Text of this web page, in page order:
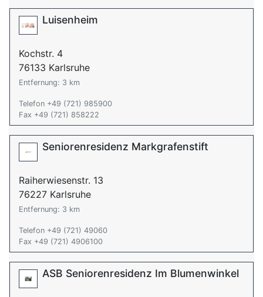
Luisenheim
Kochstr. 4
76133 Karlsruhe
Entfernung: 3 km
Telefon +49 (721) 985900
Fax +49 (721) 858222
Seniorenresidenz Markgrafenstift
Raiherwiesenstr. 13
76227 Karlsruhe
Entfernung: 3 km
Telefon +49 (721) 49060
Fax +49 (721) 4906100
ASB Seniorenresidenz Im Blumenwinkel